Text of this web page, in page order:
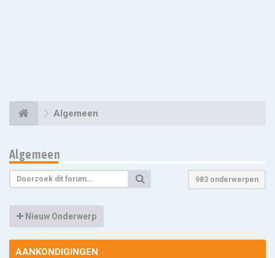
Algemeen
Algemeen
983 onderwerpen
Nieuw Onderwerp
AANKONDIGINGEN